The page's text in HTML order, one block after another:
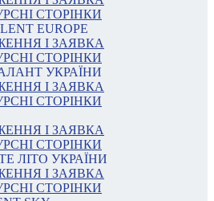
СТОРІНКИ
EUROPE
І ЗАЯВКА
СТОРІНКИ
УКРАЇНИ
І ЗАЯВКА
СТОРІНКИ
І ЗАЯВКА
СТОРІНКИ
ЛІТО УКРАЇНИ
І ЗАЯВКА
СТОРІНКИ